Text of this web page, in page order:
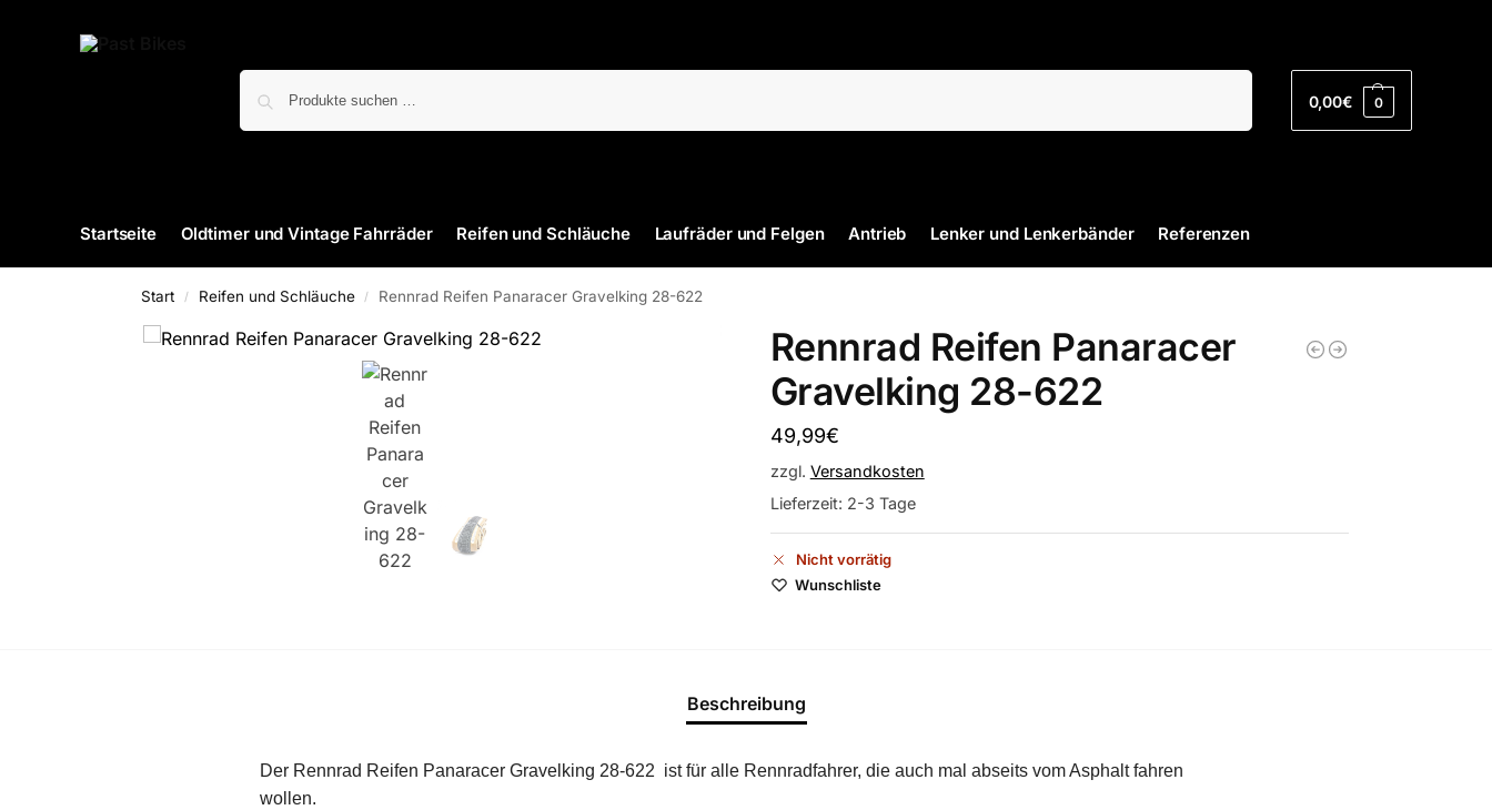
0,00€ 0
Startseite Oldtimer und Vintage Fahrräder Reifen und Schläuche Laufräder und Felgen Antrieb Lenker und Lenkerbänder Referenzen
Start / Reifen und Schläuche / Rennrad Reifen Panaracer Gravelking 28-622
Rennrad Reifen Panaracer
Gravelking 28-622
49,99€
zzgl. Versandkosten
Lieferzeit: 2-3 Tage
Nicht vorrätig
Wunschliste
Beschreibung
Der Rennrad Reifen Panaracer Gravelking 28-622 ist für alle Rennradfahrer, die auch mal abseits vom Asphalt fahren
wollen.